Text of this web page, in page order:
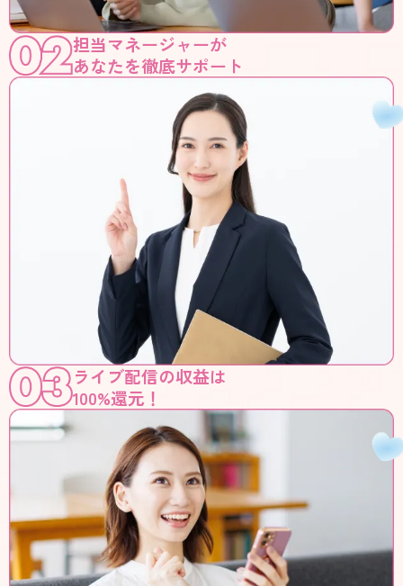
担当マネージャーが
あなたを徹底サポート
ライブ配信の収益は
100%還元！